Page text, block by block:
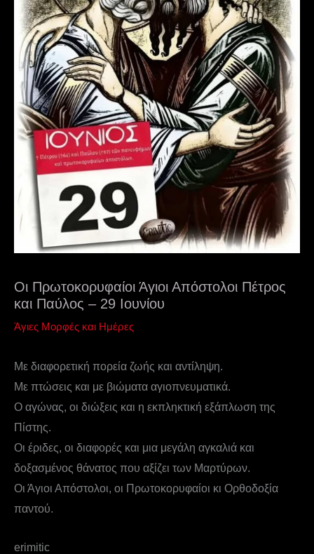
Οι Πρωτοκορυφαίοι Άγιοι Απόστολοι Πέτρος
και Παύλος – 29 Ιουνίου
Άγιες Μορφές και Ημέρες
Με διαφορετική πορεία ζωής και αντίληψη.
Με πτώσεις και με βιώματα αγιοπνευματικά.
Ο αγώνας, οι διώξεις και η εκπληκτική εξάπλωση της
Πίστης.
Οι έριδες, οι διαφορές και μια μεγάλη αγκαλιά και
δοξασμένος θάνατος που αξίζει των Μαρτύρων.
Οι Άγιοι Απόστολοι, οι Πρωτοκορυφαίοι κι Ορθοδοξία
παντού.
erimitic